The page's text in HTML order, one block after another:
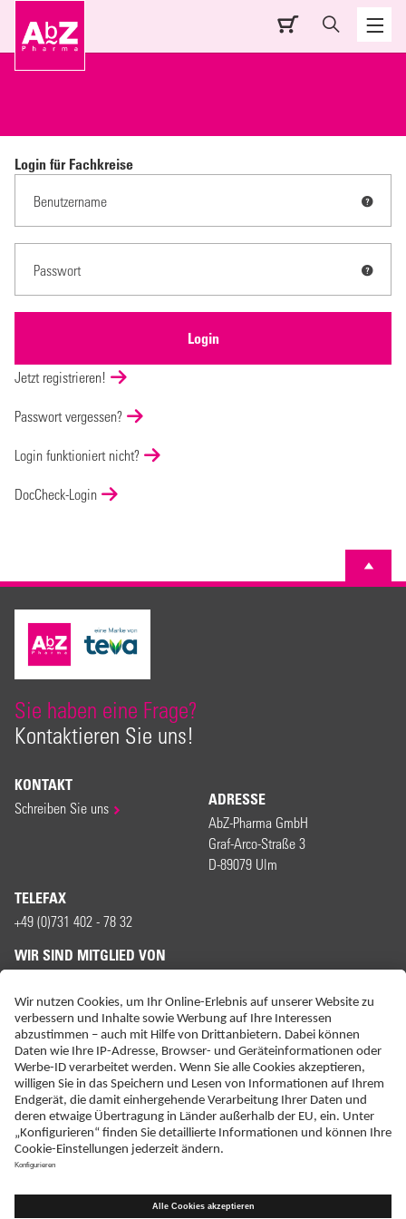
Login für Fachkreise
Jetzt registrieren!
Passwort vergessen?
Login funktioniert nicht?
DocCheck-Login
Sie haben eine Frage?
Kontaktieren Sie uns!
KONTAKT
Schreiben Sie uns ADRESSE
AbZ-Pharma GmbH
Graf-Arco-Straße 3
D-89079 Ulm
TELEFAX
+49 (0)731 402 - 78 32
WIR SIND MITGLIED VON
ERKLÄRUNG ZUR BARRIEREFREIHEIT
IMPRESSUM
KONTAKT
NEBENWIRKUNGSANZEIGEN